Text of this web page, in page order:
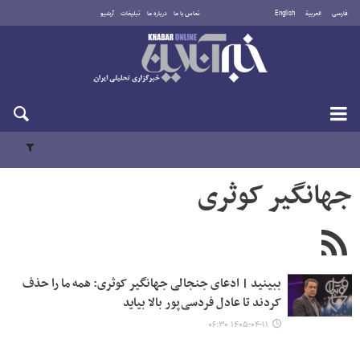
فارسی العربية English تماس با ما درباره ما تبلیغات آرشیو
دوشنبه ۱۹ مرداد ۱۴۰۵
جهانگیر کوثری
ببینید | ادعای جنجالی جهانگیر کوثری: همه ما را حذف
کردند تا عادل فردسی‌پور بالا بیاید
۱۴۰۵-۰۴-۱۱ ۰۶:۳۰